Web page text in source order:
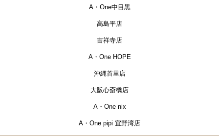
A・One中目黒
高島平店
吉祥寺店
A・One HOPE
沖縄首里店
大阪心斎橋店
A・One nix
A・One pipi 宜野湾店